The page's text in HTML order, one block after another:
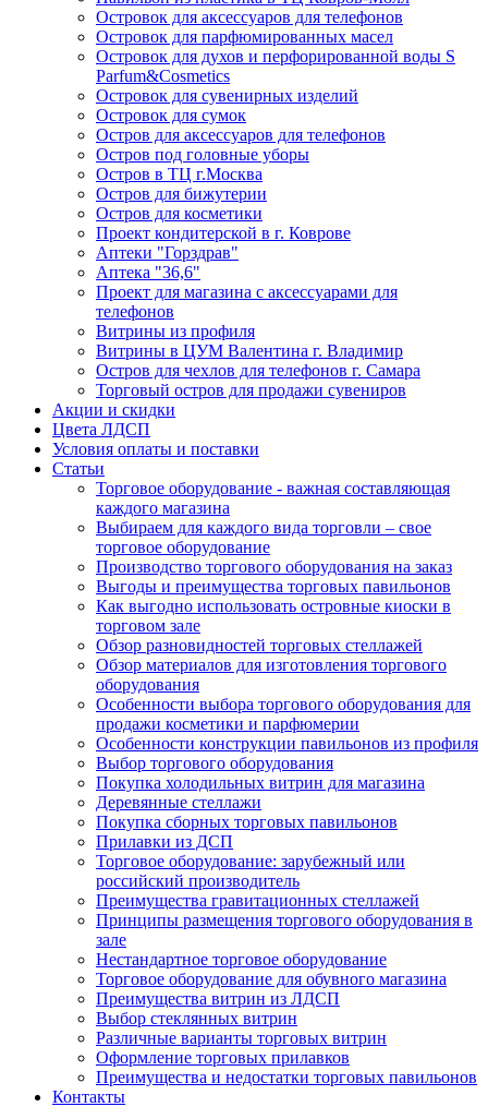
Островок для аксессуаров для телефонов
Островок для парфюмированных масел
Островок для духов и перфорированной воды S
Parfum&Cosmetics
Островок для сувенирных изделий
Островок для сумок
Остров для аксессуаров для телефонов
Остров под головные уборы
Остров в ТЦ г.Москва
Остров для бижутерии
Остров для косметики
Проект кондитерской в г. Коврове
Аптеки "Горздрав"
Аптека "36,6"
Проект для магазина с аксессуарами для
телефонов
Витрины из профиля
Витрины в ЦУМ Валентина г. Владимир
Остров для чехлов для телефонов г. Самара
Торговый остров для продажи сувениров
Акции и скидки
Цвета ЛДСП
Условия оплаты и поставки
Статьи
Торговое оборудование - важная составляющая
каждого магазина
Выбираем для каждого вида торговли – свое
торговое оборудование
Производство торгового оборудования на заказ
Выгоды и преимущества торговых павильонов
Как выгодно использовать островные киоски в
торговом зале
Обзор разновидностей торговых стеллажей
Обзор материалов для изготовления торгового
оборудования
Особенности выбора торгового оборудования для
продажи косметики и парфюмерии
Особенности конструкции павильонов из профиля
Выбор торгового оборудования
Покупка холодильных витрин для магазина
Деревянные стеллажи
Покупка сборных торговых павильонов
Прилавки из ДСП
Торговое оборудование: зарубежный или
российский производитель
Преимущества гравитационных стеллажей
Принципы размещения торгового оборудования в
зале
Нестандартное торговое оборудование
Торговое оборудование для обувного магазина
Преимущества витрин из ЛДСП
Выбор стеклянных витрин
Различные варианты торговых витрин
Оформление торговых прилавков
Преимущества и недостатки торговых павильонов
Контакты